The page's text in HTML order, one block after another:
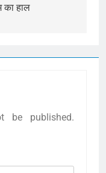
का हाल
be published.